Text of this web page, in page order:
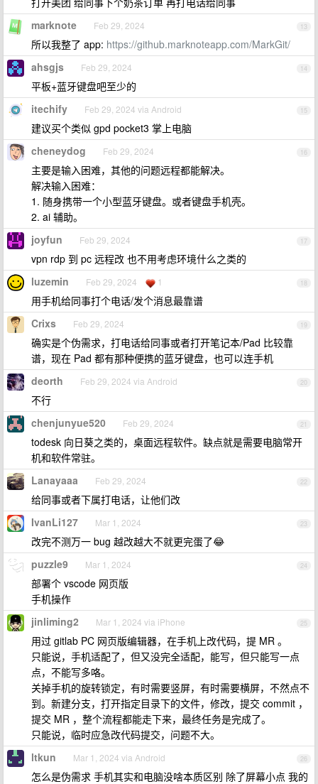
13
marknote Feb 29, 2024
所以我整了 app: https://github.marknoteapp.com/MarkGit/
14
ahsgjs Feb 29, 2024
平板+蓝牙键盘吧至少的
15
itechify Feb 29, 2024 via Android
建议买个类似 gpd pocket3 掌上电脑
16
cheneydog Feb 29, 2024
主要是输入困难，其他的问题远程都能解决。
解决输入困难：
1. 随身携带一个小型蓝牙键盘。或者键盘手机壳。
2. ai 辅助。
17
joyfun Feb 29, 2024
vpn rdp 到 pc 远程改 也不用考虑环境什么之类的
18
luzemin Feb 29, 2024 1
用手机给同事打个电话/发个消息最靠谱
19
Crixs Feb 29, 2024
确实是个伪需求，打电话给同事或者打开笔记本/Pad 比较靠
谱，现在 Pad 都有那种便携的蓝牙键盘，也可以连手机
20
deorth Feb 29, 2024 via Android
不行
21
chenjunyue520 Feb 29, 2024
todesk 向日葵之类的，桌面远程软件。缺点就是需要电脑常开
机和软件常驻。
22
Lanayaaa Feb 29, 2024
给同事或者下属打电话，让他们改
23
IvanLi127 Mar 1, 2024
改完不测万一 bug 越改越大不就更完蛋了😂
24
puzzle9 Mar 1, 2024
部署个 vscode 网页版
手机操作
25
jinliming2 Mar 1, 2024 via iPhone
用过 gitlab PC 网页版编辑器，在手机上改代码，提 MR 。
只能说，手机适配了，但又没完全适配，能写，但只能写一点
点，不能写多咯。
关掉手机的旋转锁定，有时需要竖屏，有时需要横屏，不然点不
到。新建分支，打开指定目录下的文件，修改，提交 commit ，
提交 MR ，整个流程都能走下来，最终任务是完成了。
只能说，临时应急改代码提交，问题不大。
26
ltkun Mar 1, 2024 via Android
怎么是伪需求 手机其实和电脑没啥本质区别 除了屏幕小点 我的